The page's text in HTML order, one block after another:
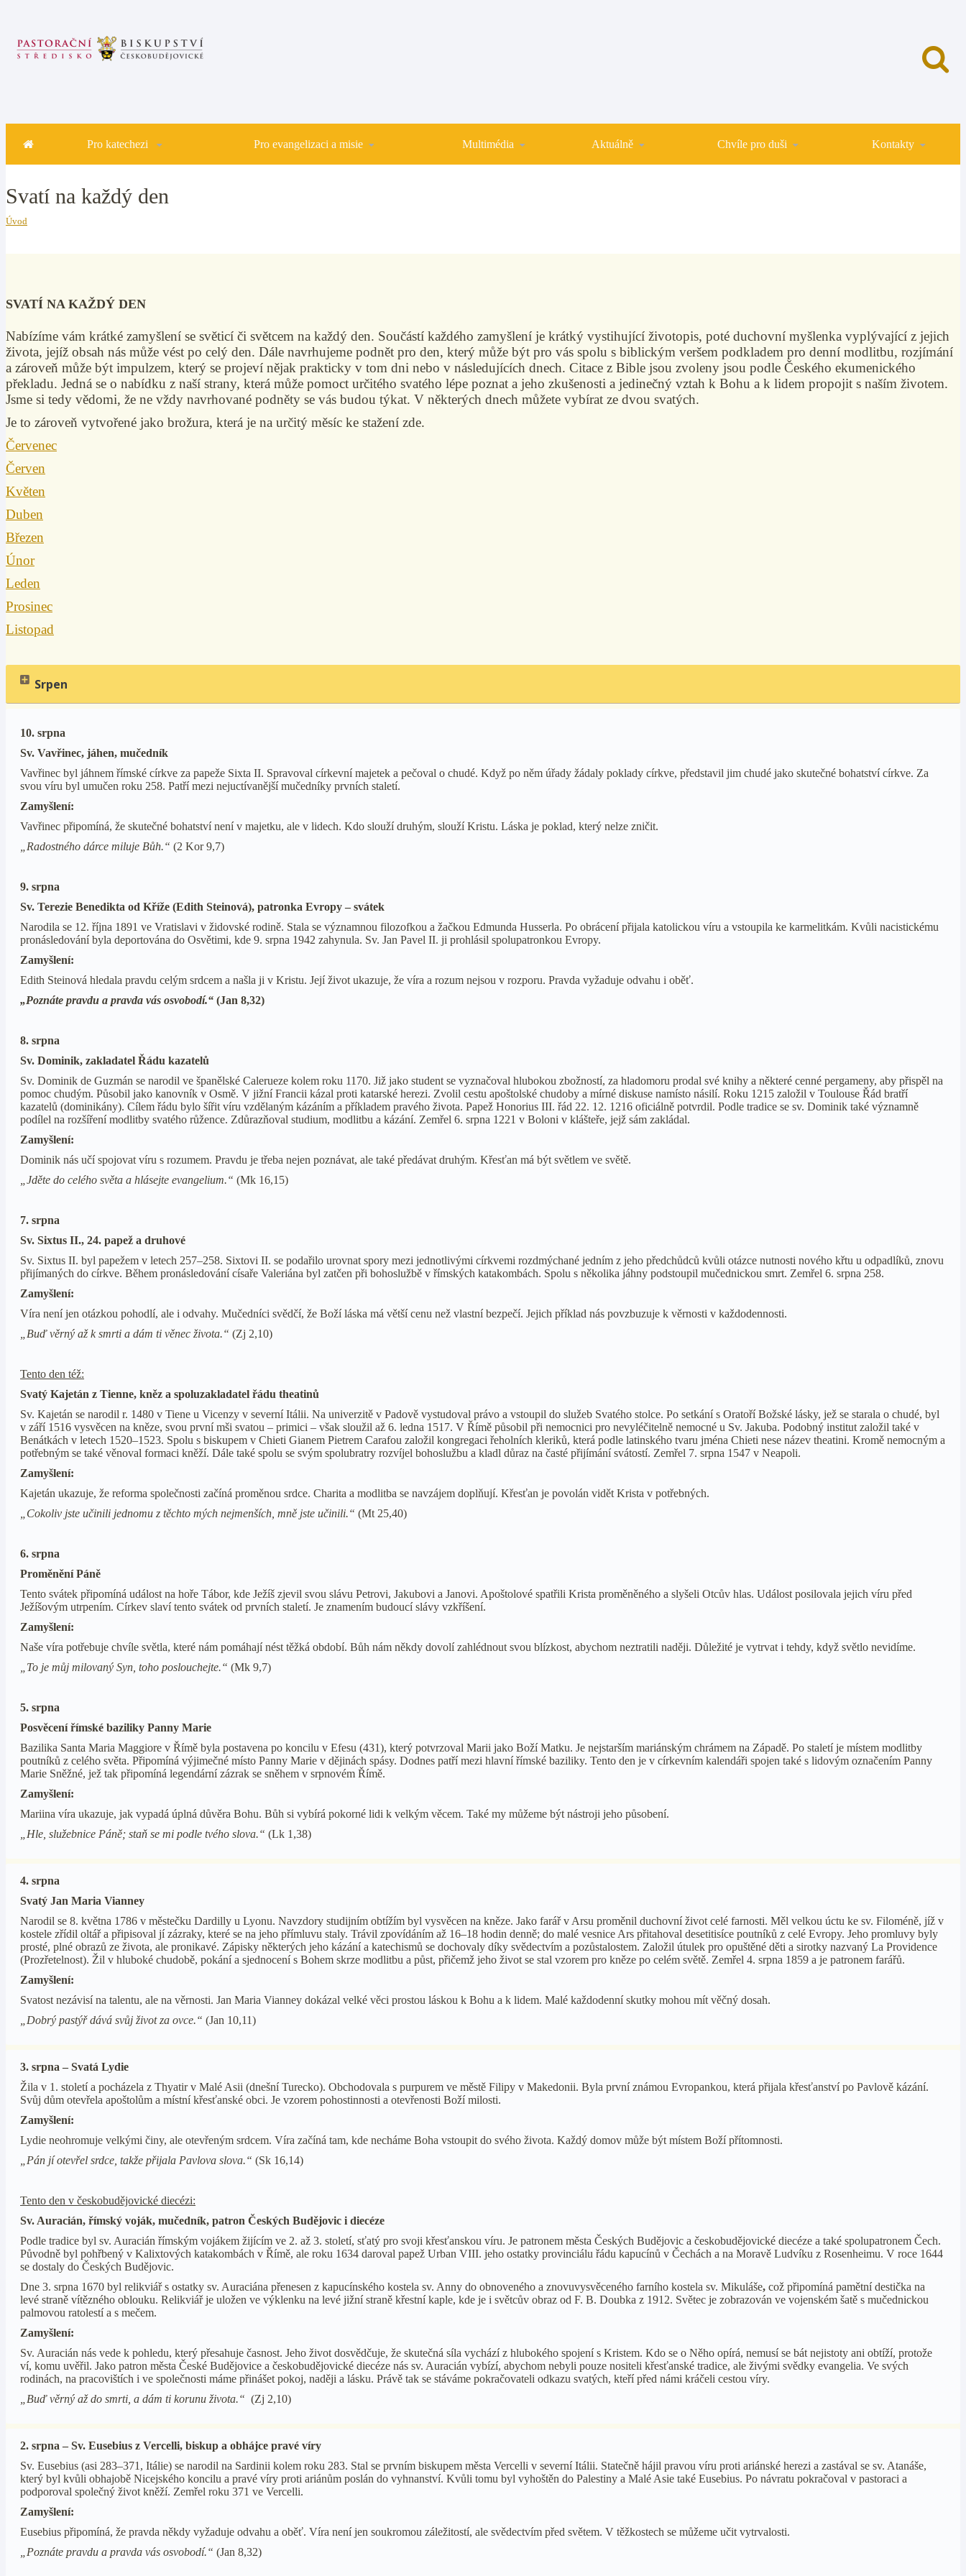
Pro katechezi Pro evangelizaci a misie Multimédia Aktuálně Chvíle pro duši Kontakty
Svatí na každý den
Úvod
SVATÍ NA KAŽDÝ DEN
Nabízíme vám krátké zamyšlení se světicí či světcem na každý den. Součástí každého zamyšlení je krátký vystihující životopis, poté duchovní myšlenka vyplývající z jejich
života, jejíž obsah nás může vést po celý den. Dále navrhujeme podnět pro den, který může být pro vás spolu s biblickým veršem podkladem pro denní modlitbu, rozjímání
a zároveň může být impulzem, který se projeví nějak prakticky v tom dni nebo v následujících dnech. Citace z Bible jsou zvoleny jsou podle Českého ekumenického
překladu. Jedná se o nabídku z naší strany, která může pomoct určitého svatého lépe poznat a jeho zkušenosti a jedinečný vztah k Bohu a k lidem propojit s naším životem.
Jsme si tedy vědomi, že ne vždy navrhované podněty se vás budou týkat. V některých dnech můžete vybírat ze dvou svatých.
Je to zároveň vytvořené jako brožura, která je na určitý měsíc ke stažení zde.
Červenec
Červen
Květen
Duben
Březen
Únor
Leden
Prosinec
Listopad
Srpen
10. srpna
Sv. Vavřinec, jáhen, mučedník
Vavřinec byl jáhnem římské církve za papeže Sixta II. Spravoval církevní majetek a pečoval o chudé. Když po něm úřady žádaly poklady církve, představil jim chudé jako skutečné bohatství církve. Za
svou víru byl umučen roku 258. Patří mezi nejuctívanější mučedníky prvních staletí.
Zamyšlení:
Vavřinec připomíná, že skutečné bohatství není v majetku, ale v lidech. Kdo slouží druhým, slouží Kristu. Láska je poklad, který nelze zničit.
„Radostného dárce miluje Bůh.“ (2 Kor 9,7)
9. srpna
Sv. Terezie Benedikta od Kříže (Edith Steinová), patronka Evropy – svátek
Narodila se 12. října 1891 ve Vratislavi v židovské rodině. Stala se významnou filozofkou a žačkou Edmunda Husserla. Po obrácení přijala katolickou víru a vstoupila ke karmelitkám. Kvůli nacistickému
pronásledování byla deportována do Osvětimi, kde 9. srpna 1942 zahynula. Sv. Jan Pavel II. ji prohlásil spolupatronkou Evropy.
Zamyšlení:
Edith Steinová hledala pravdu celým srdcem a našla ji v Kristu. Její život ukazuje, že víra a rozum nejsou v rozporu. Pravda vyžaduje odvahu i oběť.
„Poznáte pravdu a pravda vás osvobodí.“ (Jan 8,32)
8. srpna
Sv. Dominik, zakladatel Řádu kazatelů
Sv. Dominik de Guzmán se narodil ve španělské Calerueze kolem roku 1170. Již jako student se vyznačoval hlubokou zbožností, za hladomoru prodal své knihy a některé cenné pergameny, aby přispěl na
pomoc chudým. Působil jako kanovník v Osmě. V jižní Francii kázal proti katarské herezi. Zvolil cestu apoštolské chudoby a mírné diskuse namísto násilí. Roku 1215 založil v Toulouse Řád bratří
kazatelů (dominikány). Cílem řádu bylo šířit víru vzdělaným kázáním a příkladem pravého života. Papež Honorius III. řád 22. 12. 1216 oficiálně potvrdil. Podle tradice se sv. Dominik také významně
podílel na rozšíření modlitby svatého růžence. Zdůrazňoval studium, modlitbu a kázání. Zemřel 6. srpna 1221 v Boloni v klášteře, jejž sám zakládal.
Zamyšlení:
Dominik nás učí spojovat víru s rozumem. Pravdu je třeba nejen poznávat, ale také předávat druhým. Křesťan má být světlem ve světě.
„Jděte do celého světa a hlásejte evangelium.“ (Mk 16,15)
7. srpna
Sv. Sixtus II., 24. papež a druhové
Sv. Sixtus II. byl papežem v letech 257–258. Sixtovi II. se podařilo urovnat spory mezi jednotlivými církvemi rozdmýchané jedním z jeho předchůdců kvůli otázce nutnosti nového křtu u odpadlíků, znovu
přijímaných do církve. Během pronásledování císaře Valeriána byl zatčen při bohoslužbě v římských katakombách. Spolu s několika jáhny podstoupil mučednickou smrt. Zemřel 6. srpna 258.
Zamyšlení:
Víra není jen otázkou pohodlí, ale i odvahy. Mučedníci svědčí, že Boží láska má větší cenu než vlastní bezpečí. Jejich příklad nás povzbuzuje k věrnosti v každodennosti.
„Buď věrný až k smrti a dám ti věnec života.“ (Zj 2,10)
Tento den též:
Svatý Kajetán z Tienne, kněz a spoluzakladatel řádu theatinů
Sv. Kajetán se narodil r. 1480 v Tiene u Vicenzy v severní Itálii. Na univerzitě v Padově vystudoval právo a vstoupil do služeb Svatého stolce. Po setkání s Oratoří Božské lásky, jež se starala o chudé, byl
v září 1516 vysvěcen na kněze, svou první mši svatou – primici – však sloužil až 6. ledna 1517. V Římě působil při nemocnici pro nevyléčitelně nemocné u Sv. Jakuba. Podobný institut založil také v
Benátkách v letech 1520–1523. Spolu s biskupem v Chieti Gianem Pietrem Carafou založil kongregaci řeholních kleriků, která podle latinského tvaru jména Chieti nese název theatini. Kromě nemocným a
potřebným se také věnoval formaci kněží. Dále také spolu se svým spolubratry rozvíjel bohoslužbu a kladl důraz na časté přijímání svátostí. Zemřel 7. srpna 1547 v Neapoli.
Zamyšlení:
Kajetán ukazuje, že reforma společnosti začíná proměnou srdce. Charita a modlitba se navzájem doplňují. Křesťan je povolán vidět Krista v potřebných.
„Cokoliv jste učinili jednomu z těchto mých nejmenších, mně jste učinili.“ (Mt 25,40)
6. srpna
Proměnění Páně
Tento svátek připomíná událost na hoře Tábor, kde Ježíš zjevil svou slávu Petrovi, Jakubovi a Janovi. Apoštolové spatřili Krista proměněného a slyšeli Otcův hlas. Událost posilovala jejich víru před
Ježíšovým utrpením. Církev slaví tento svátek od prvních staletí. Je znamením budoucí slávy vzkříšení.
Zamyšlení:
Naše víra potřebuje chvíle světla, které nám pomáhají nést těžká období. Bůh nám někdy dovolí zahlédnout svou blízkost, abychom neztratili naději. Důležité je vytrvat i tehdy, když světlo nevidíme.
„To je můj milovaný Syn, toho poslouchejte.“ (Mk 9,7)
5. srpna
Posvěcení římské baziliky Panny Marie
Bazilika Santa Maria Maggiore v Římě byla postavena po koncilu v Efesu (431), který potvrzoval Marii jako Boží Matku. Je nejstarším mariánským chrámem na Západě. Po staletí je místem modlitby
poutníků z celého světa. Připomíná výjimečné místo Panny Marie v dějinách spásy. Dodnes patří mezi hlavní římské baziliky. Tento den je v církevním kalendáři spojen také s lidovým označením Panny
Marie Sněžné, jež tak připomíná legendární zázrak se sněhem v srpnovém Římě.
Zamyšlení:
Mariina víra ukazuje, jak vypadá úplná důvěra Bohu. Bůh si vybírá pokorné lidi k velkým věcem. Také my můžeme být nástroji jeho působení.
„Hle, služebnice Páně; staň se mi podle tvého slova.“ (Lk 1,38)
4. srpna
Svatý Jan Maria Vianney
Narodil se 8. května 1786 v městečku Dardilly u Lyonu. Navzdory studijním obtížím byl vysvěcen na kněze. Jako farář v Arsu proměnil duchovní život celé farnosti. Měl velkou úctu ke sv. Filoméně, jíž v
kostele zřídil oltář a připisoval jí zázraky, které se na jeho přímluvu staly. Trávil zpovídáním až 16–18 hodin denně; do malé vesnice Ars přitahoval desetitisíce poutníků z celé Evropy. Jeho promluvy byly
prosté, plné obrazů ze života, ale pronikavé. Zápisky některých jeho kázání a katechismů se dochovaly díky svědectvím a pozůstalostem. Založil útulek pro opuštěné děti a sirotky nazvaný La Providence
(Prozřetelnost). Žil v hluboké chudobě, pokání a sjednocení s Bohem skrze modlitbu a půst, přičemž jeho život se stal vzorem pro kněze po celém světě. Zemřel 4. srpna 1859 a je patronem farářů.
Zamyšlení:
Svatost nezávisí na talentu, ale na věrnosti. Jan Maria Vianney dokázal velké věci prostou láskou k Bohu a k lidem. Malé každodenní skutky mohou mít věčný dosah.
„Dobrý pastýř dává svůj život za ovce.“ (Jan 10,11)
3. srpna – Svatá Lydie
Žila v 1. století a pocházela z Thyatir v Malé Asii (dnešní Turecko). Obchodovala s purpurem ve městě Filipy v Makedonii. Byla první známou Evropankou, která přijala křesťanství po Pavlově kázání.
Svůj dům otevřela apoštolům a místní křesťanské obci. Je vzorem pohostinnosti a otevřenosti Boží milosti.
Zamyšlení:
Lydie neohromuje velkými činy, ale otevřeným srdcem. Víra začíná tam, kde necháme Boha vstoupit do svého života. Každý domov může být místem Boží přítomnosti.
„Pán jí otevřel srdce, takže přijala Pavlova slova.“ (Sk 16,14)
Tento den v českobudějovické diecézi:
Sv. Auracián, římský voják, mučedník, patron Českých Budějovic i diecéze
Podle tradice byl sv. Auracián římským vojákem žijícím ve 2. až 3. století, sťatý pro svoji křesťanskou víru. Je patronem města Českých Budějovic a českobudějovické diecéze a také spolupatronem Čech.
Původně byl pohřbený v Kalixtových katakombách v Římě, ale roku 1634 daroval papež Urban VIII. jeho ostatky provinciálu řádu kapucínů v Čechách a na Moravě Ludvíku z Rosenheimu. V roce 1644
se dostaly do Českých Budějovic.
Dne 3. srpna 1670 byl relikviář s ostatky sv. Auraciána přenesen z kapucínského kostela sv. Anny do obnoveného a znovuvysvěceného farního kostela sv. Mikuláše, což připomíná pamětní destička na
levé straně vítězného oblouku. Relikviář je uložen ve výklenku na levé jižní straně křestní kaple, kde je i světcův obraz od F. B. Doubka z 1912. Světec je zobrazován ve vojenském šatě s mučednickou
palmovou ratolestí a s mečem.
Zamyšlení:
Sv. Auracián nás vede k pohledu, který přesahuje časnost. Jeho život dosvědčuje, že skutečná síla vychází z hlubokého spojení s Kristem. Kdo se o Něho opírá, nemusí se bát nejistoty ani obtíží, protože
ví, komu uvěřil. Jako patron města České Budějovice a českobudějovické diecéze nás sv. Auracián vybízí, abychom nebyli pouze nositeli křesťanské tradice, ale živými svědky evangelia. Ve svých
rodinách, na pracovištích i ve společnosti máme přinášet pokoj, naději a lásku. Právě tak se stáváme pokračovateli odkazu svatých, kteří před námi kráčeli cestou víry.
„Buď věrný až do smrti, a dám ti korunu života.“ (Zj 2,10)
2. srpna – Sv. Eusebius z Vercelli, biskup a obhájce pravé víry
Sv. Eusebius (asi 283–371, Itálie) se narodil na Sardinii kolem roku 283. Stal se prvním biskupem města Vercelli v severní Itálii. Statečně hájil pravou víru proti ariánské herezi a zastával se sv. Atanáše,
který byl kvůli obhajobě Nicejského koncilu a pravé víry proti ariánům poslán do vyhnanství. Kvůli tomu byl vyhoštěn do Palestiny a Malé Asie také Eusebius. Po návratu pokračoval v pastoraci a
podporoval společný život kněží. Zemřel roku 371 ve Vercelli.
Zamyšlení:
Eusebius připomíná, že pravda někdy vyžaduje odvahu a oběť. Víra není jen soukromou záležitostí, ale svědectvím před světem. V těžkostech se můžeme učit vytrvalosti.
„Poznáte pravdu a pravda vás osvobodí.“ (Jan 8,32)